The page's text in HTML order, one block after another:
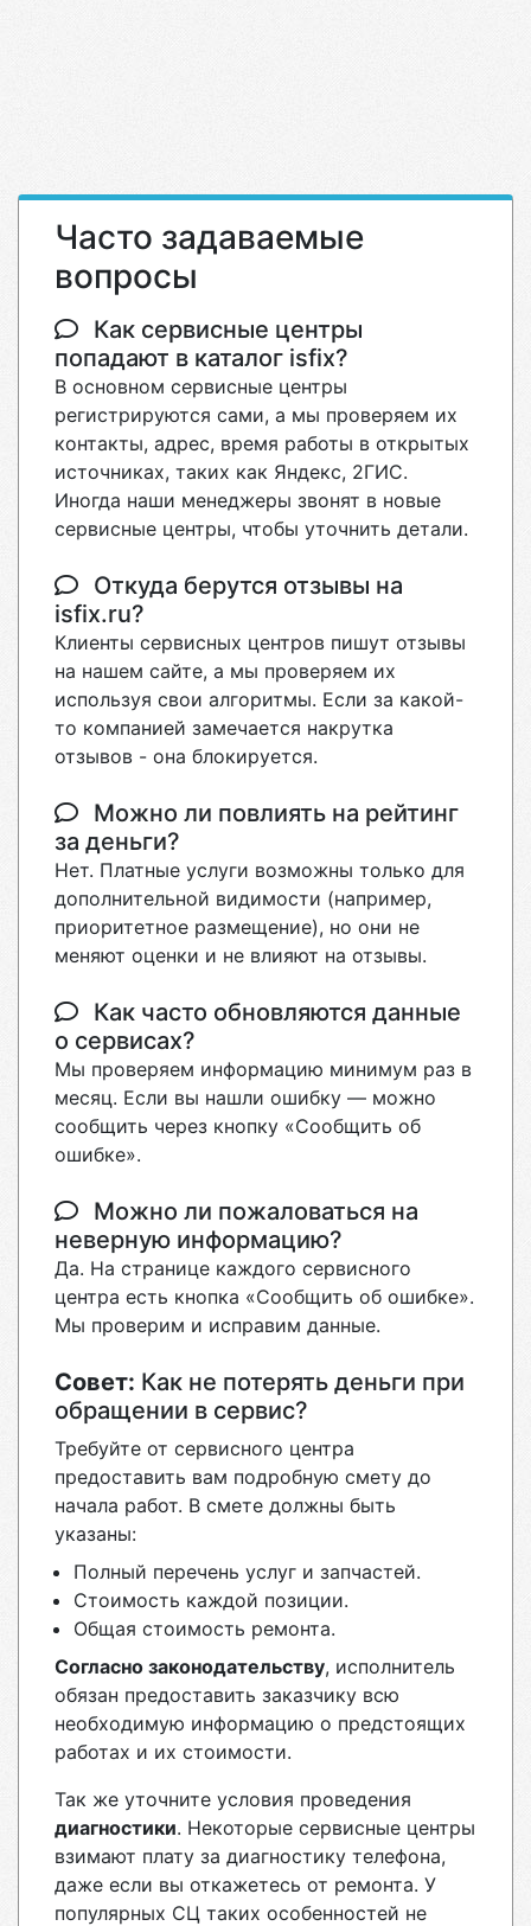
Часто задаваемые
вопросы
Как сервисные центры
попадают в каталог isfix?
В основном сервисные центры
регистрируются сами, а мы проверяем их
контакты, адрес, время работы в открытых
источниках, таких как Яндекс, 2ГИС.
Иногда наши менеджеры звонят в новые
сервисные центры, чтобы уточнить детали.
Откуда берутся отзывы на
isfix.ru?
Клиенты сервисных центров пишут отзывы
на нашем сайте, а мы проверяем их
используя свои алгоритмы. Если за какой-
то компанией замечается накрутка
отзывов - она блокируется.
Можно ли повлиять на рейтинг
за деньги?
Нет. Платные услуги возможны только для
дополнительной видимости (например,
приоритетное размещение), но они не
меняют оценки и не влияют на отзывы.
Как часто обновляются данные
о сервисах?
Мы проверяем информацию минимум раз в
месяц. Если вы нашли ошибку — можно
сообщить через кнопку «Сообщить об
ошибке».
Можно ли пожаловаться на
неверную информацию?
Да. На странице каждого сервисного
центра есть кнопка «Сообщить об ошибке».
Мы проверим и исправим данные.
Совет: Как не потерять деньги при
обращении в сервис?
Требуйте от сервисного центра
предоставить вам подробную смету до
начала работ. В смете должны быть
указаны:
Полный перечень услуг и запчастей.
Стоимость каждой позиции.
Общая стоимость ремонта.
Согласно законодательству, исполнитель
обязан предоставить заказчику всю
необходимую информацию о предстоящих
работах и их стоимости.
Так же уточните условия проведения
диагностики. Некоторые сервисные центры
взимают плату за диагностику телефона,
даже если вы откажетесь от ремонта. У
популярных СЦ таких особенностей не